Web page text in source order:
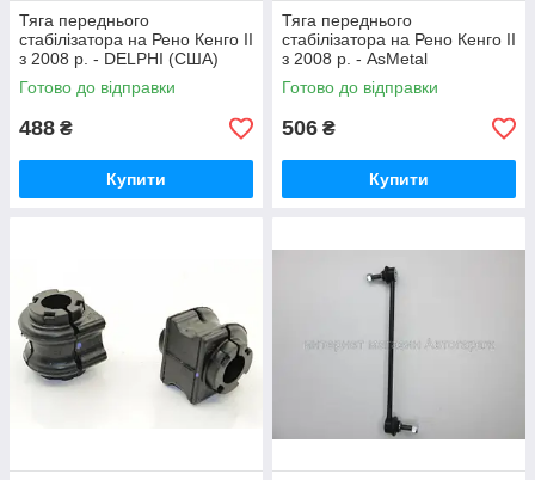
Тяга переднього
стабілізатора на Рено Кенго II
з 2008 р. - DELPHI (США)
TC1362
Готово до відправки
488 ₴
Купити
Тяга переднього
стабілізатора на Рено Кенго II
з 2008 р. - AsMetal
(Туреччина) 26RN5605
Готово до відправки
506 ₴
Купити